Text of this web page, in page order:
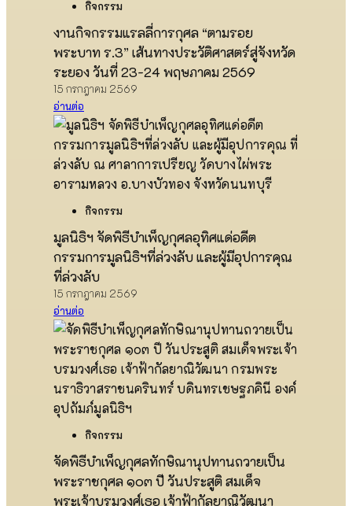
กิจกรรม
งานกิจกรรมแรลลี่การกุศล “ตามรอย
พระบาท ร.3” เส้นทางประวัติศาสตร์สู่จังหวัด
ระยอง วันที่ 23-24 พฤษภาคม 2569
15 กรกฎาคม 2569
อ่านต่อ
กิจกรรม
มูลนิธิฯ จัดพิธีบำเพ็ญกุศลอุทิศแด่อดีต
กรรมการมูลนิธิฯที่ล่วงลับ และผู้มีอุปการคุณ
ที่ล่วงลับ
15 กรกฎาคม 2569
อ่านต่อ
กิจกรรม
จัดพิธีบำเพ็ญกุศลทักษิณานุปทานถวายเป็น
พระราชกุศล ๑๐๓ ปี วันประสูติ สมเด็จ
พระเจ้าบรมวงศ์เธอ เจ้าฟ้ากัลยาณิวัฒนา